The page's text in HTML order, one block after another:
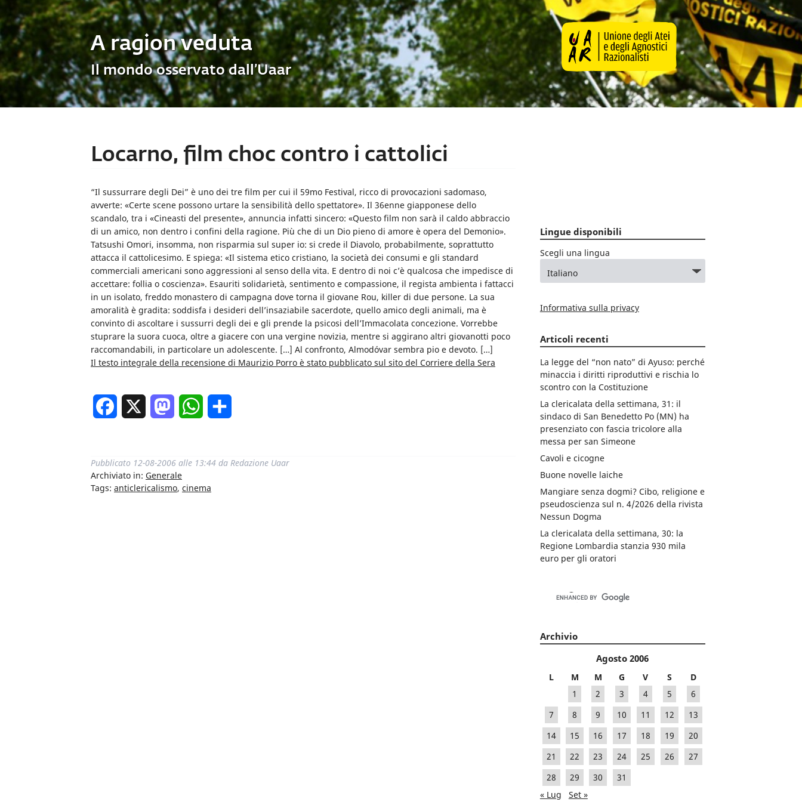
A ragion veduta
Il mondo osservato dall’Uaar
Locarno, film choc contro i cattolici
“Il sussurrare degli Dei” è uno dei tre film per cui il 59mo Festival, ricco di provocazioni sadomaso,
avverte: «Certe scene possono urtare la sensibilità dello spettatore». Il 36enne giapponese dello
scandalo, tra i «Cineasti del presente», annuncia infatti sincero: «Questo film non sarà il caldo abbraccio
di un amico, non dentro i confini della ragione. Più che di un Dio pieno di amore è opera del Demonio».
Tatsushi Omori, insomma, non risparmia sul super io: si crede il Diavolo, probabilmente, soprattutto
attacca il cattolicesimo. E spiega: «Il sistema etico cristiano, la società dei consumi e gli standard
commerciali americani sono aggressioni al senso della vita. E dentro di noi c’è qualcosa che impedisce di
accettare: follia o coscienza». Esauriti solidarietà, sentimento e compassione, il regista ambienta i fattacci
in un isolato, freddo monastero di campagna dove torna il giovane Rou, killer di due persone. La sua
amoralità è gradita: soddisfa i desideri dell’insaziabile sacerdote, quello amico degli animali, ma è
convinto di ascoltare i sussurri degli dei e gli prende la psicosi dell’Immacolata concezione. Vorrebbe
stuprare la suora cuoca, oltre a giacere con una vergine novizia, mentre si aggirano altri giovanotti poco
raccomandabili, in particolare un adolescente. […] Al confronto, Almodóvar sembra pio e devoto. […]
Il testo integrale della recensione di Maurizio Porro è stato pubblicato sul sito del Corriere della Sera
Facebook MastodonWhatsApp
Pubblicato 12-08-2006 alle 13:44 da Redazione Uaar
Archiviato in: Generale
Tags: anticlericalismo, cinema
Lingue disponibili
Scegli una lingua
Informativa sulla privacy
Articoli recenti
La legge del “non nato” di Ayuso: perché
minaccia i diritti riproduttivi e rischia lo
scontro con la Costituzione
La clericalata della settimana, 31: il
sindaco di San Benedetto Po (MN) ha
presenziato con fascia tricolore alla
messa per san Simeone
Cavoli e cicogne
Buone novelle laiche
Mangiare senza dogmi? Cibo, religione e
pseudoscienza sul n. 4/2026 della rivista
Nessun Dogma
La clericalata della settimana, 30: la
Regione Lombardia stanzia 930 mila
euro per gli oratori
Archivio
Agosto 2006
L M M G V S
D
1
2 3 4 5
6
7
8 9 10 11 12
13
14
15 16 17 18 19
20
21
22 23 24 25 26
27
28
29 30
31
« Lug
Set »